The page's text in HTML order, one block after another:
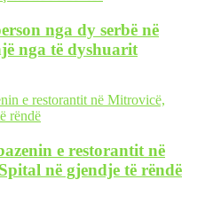
nga dy serbë në
nga të dyshuarit
e restorantit në
në gjendje të rëndë